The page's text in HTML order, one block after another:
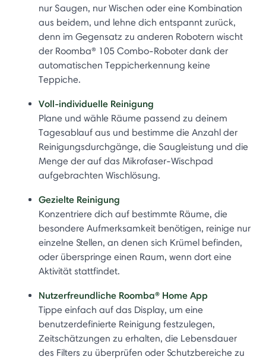
nur Saugen, nur Wischen oder eine Kombination
aus beidem, und lehne dich entspannt zurück,
denn im Gegensatz zu anderen Robotern wischt
der Roomba® 105 Combo-Roboter dank der
automatischen Teppicherkennung keine
Teppiche.
Voll-individuelle Reinigung
Plane und wähle Räume passend zu deinem
Tagesablauf aus und bestimme die Anzahl der
Reinigungsdurchgänge, die Saugleistung und die
Menge der auf das Mikrofaser-Wischpad
aufgebrachten Wischlösung.
Gezielte Reinigung
Konzentriere dich auf bestimmte Räume, die
besondere Aufmerksamkeit benötigen, reinige nur
einzelne Stellen, an denen sich Krümel befinden,
oder überspringe einen Raum, wenn dort eine
Aktivität stattfindet.
Nutzerfreundliche Roomba® Home App
Tippe einfach auf das Display, um eine
benutzerdefinierte Reinigung festzulegen,
Zeitschätzungen zu erhalten, die Lebensdauer
des Filters zu überprüfen oder Schutzbereiche zu